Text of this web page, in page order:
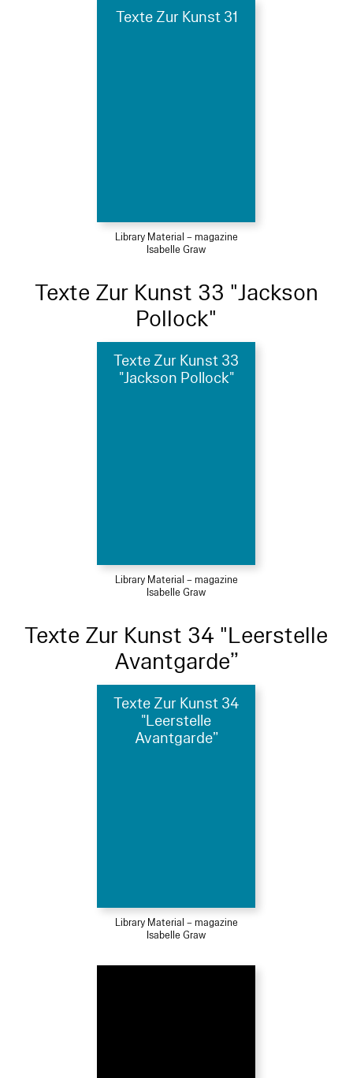
Texte Zur Kunst 31
Library Material – magazine
Isabelle Graw
Texte Zur Kunst 33 "Jackson
Pollock"
Texte Zur Kunst 33
"Jackson Pollock"
Library Material – magazine
Isabelle Graw
Texte Zur Kunst 34 "Leerstelle
Avantgarde”
Texte Zur Kunst 34
"Leerstelle
Avantgarde”
Library Material – magazine
Isabelle Graw